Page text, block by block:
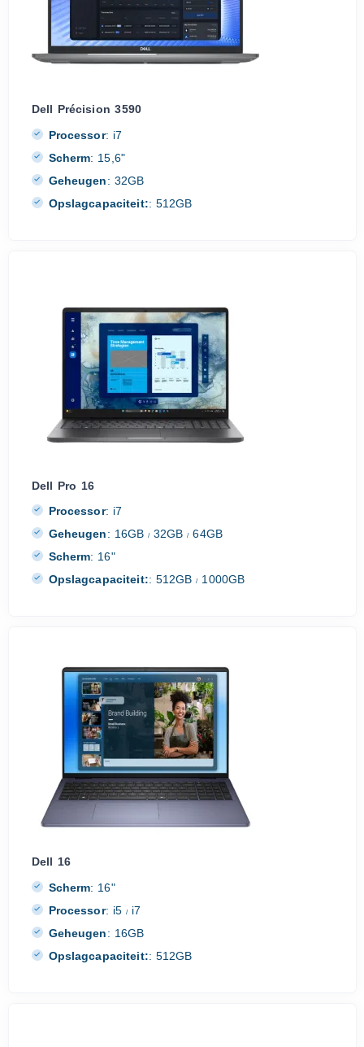
Dell Précision 3590
Processor: i7
Scherm: 15,6"
Geheugen: 32GB
Opslagcapaciteit:: 512GB
Dell Pro 16
Processor: i7
Geheugen: 16GB/ 32GB/ 64GB
Scherm: 16"
Opslagcapaciteit:: 512GB/ 1000GB
Dell 16
Scherm: 16"
Processor: i5 / i7
Geheugen: 16GB
Opslagcapaciteit:: 512GB